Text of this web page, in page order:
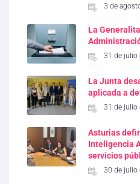
3 de
La
31 de julio
La Junta
aplicada a
31 de julio
Asturias
Inteligencia
servicios
30 de julio